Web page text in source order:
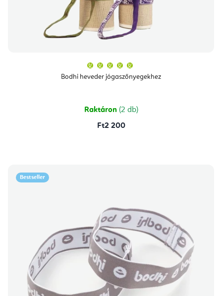
Bodhi heveder jógaszőnyegekhez
átlagos
értékelése
csillag.
Raktáron (2 db)
Ft2 200
Bestseller